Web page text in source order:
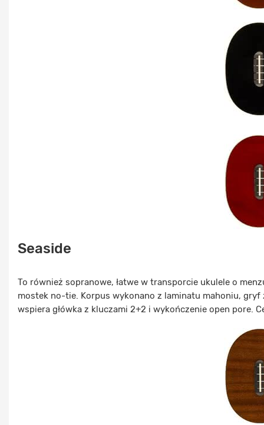
Seaside
To również sopranowe, łatwe w transporcie ukulele o
mostek no-tie. Korpus wykonano z laminatu mahoniu,
wspiera główka z kluczami 2+2 i wykończenie open pore.